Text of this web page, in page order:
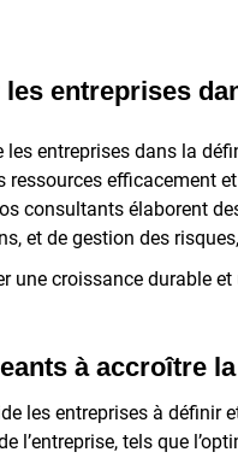
entreprises
entreprises dans la
ressources efficacement
consultants élaborent
et de gestion des
une croissance
à accroître
les entreprises à définir
l’entreprise, tels que